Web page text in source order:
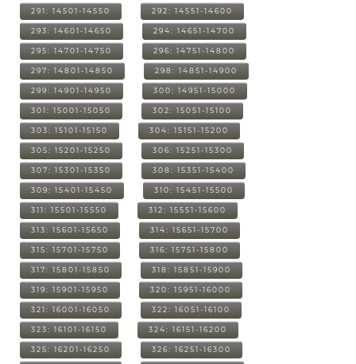
291: 14501-14550 292: 14551-14600
293: 14601-14650 294: 14651-14700
295: 14701-14750 296: 14751-14800
297: 14801-14850 298: 14851-14900
299: 14901-14950 300: 14951-15000
301: 15001-15050 302: 15051-15100
303: 15101-15150 304: 15151-15200
305: 15201-15250 306: 15251-15300
307: 15301-15350 308: 15351-15400
309: 15401-15450 310: 15451-15500
311: 15501-15550 312: 15551-15600
313: 15601-15650 314: 15651-15700
315: 15701-15750 316: 15751-15800
317: 15801-15850 318: 15851-15900
319: 15901-15950 320: 15951-16000
321: 16001-16050 322: 16051-16100
323: 16101-16150 324: 16151-16200
325: 16201-16250 326: 16251-16300